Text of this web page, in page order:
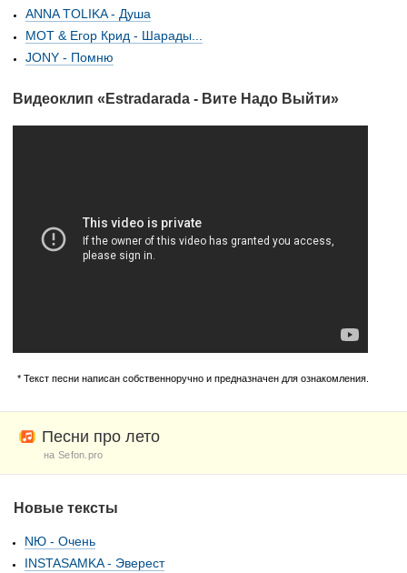
ANNA TOLIKA - Душа
МОТ & Егор Крид - Шарады...
JONY - Помню
Видеоклип «Estradarada - Вите Надо Выйти»
* Текст песни написан собственноручно и предназначен для ознакомления.
Песни про лето
на Sefon.pro
Новые тексты
NЮ - Очень
INSTASAMKA - Эверест